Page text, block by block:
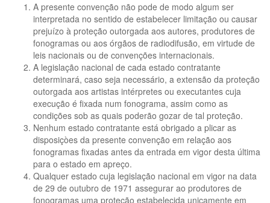
A presente convenção não pode de modo algum ser
interpretada no sentido de estabelecer limitação ou causar
prejuízo à proteção outorgada aos autores, produtores de
fonogramas ou aos órgãos de radiodifusão, em virtude de
leis nacionais ou de convenções internacionais.
A legislação nacional de cada estado contratante
determinará, caso seja necessário, a extensão da proteção
outorgada aos artistas intérpretes ou executantes cuja
execução é fixada num fonograma, assim como as
condições sob as quais poderão gozar de tal proteção.
Nenhum estado contratante está obrigado a plicar as
disposiçòes da presente convenção em relação aos
fonogramas fixadas antes da entrada em vigor desta última
para o estado em apreço.
Qualquer estado cuja legislação nacional em vigor na data
de 29 de outubro de 1971 assegurar ao produtores de
fonogramas uma proteção estabelecida unicamente em